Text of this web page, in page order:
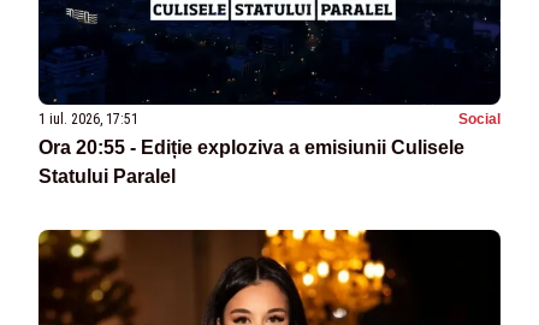
1 iul. 2026, 17:51 Social
Ora 20:55 - Ediție exploziva a emisiunii Culisele
Statului Paralel